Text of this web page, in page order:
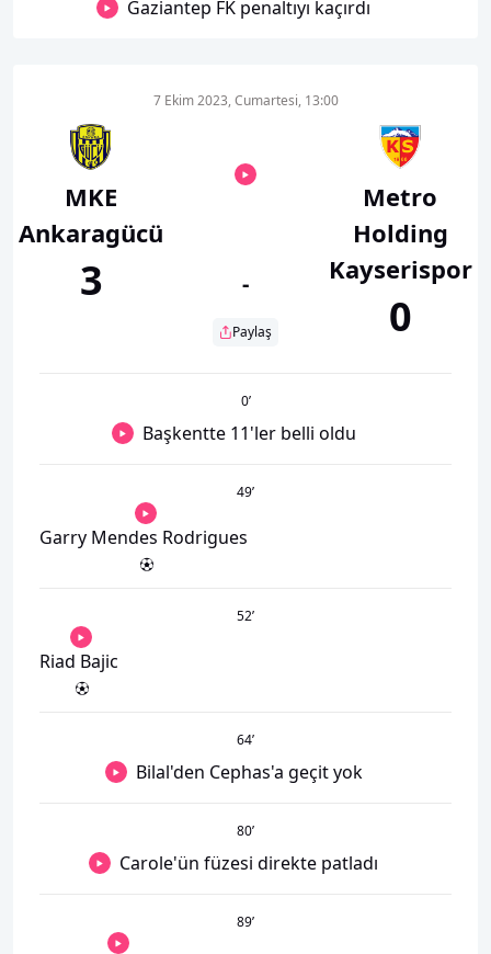
Gaziantep FK penaltıyı kaçırdı
MKE
Ankaragücü
3
7 Ekim 2023, Cumartesi, 13:00
-
Paylaş
Metro
Holding
Kayserispor
0
0’
Başkentte 11'ler belli oldu
49’
Garry Mendes Rodrigues
52’
Riad Bajic
64’
Bilal'den Cephas'a geçit yok
80’
Carole'ün füzesi direkte patladı
89’